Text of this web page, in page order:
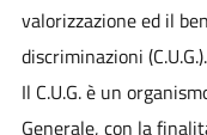
valorizzazione ed il
discriminazioni (C.U.G.).
Il C.U.G. è un
Generale, con la